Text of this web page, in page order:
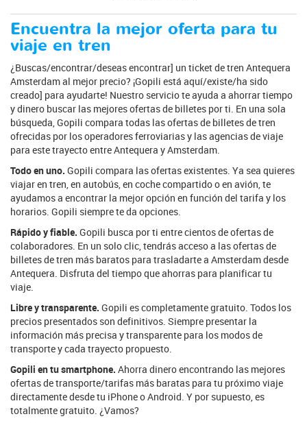
Encuentra la mejor oferta para tu
viaje en tren
¿Buscas/encontrar/deseas encontrar] un ticket de tren Antequera
Amsterdam al mejor precio? ¡Gopili está aquí/existe/ha sido
creado] para ayudarte! Nuestro servicio te ayuda a ahorrar tiempo
y dinero buscar las mejores ofertas de billetes por ti. En una sola
búsqueda, Gopili compara todas las ofertas de billetes de tren
ofrecidas por los operadores ferroviarias y las agencias de viaje
para este trayecto entre Antequera y Amsterdam.
Todo en uno. Gopili compara las ofertas existentes. Ya sea quieres
viajar en tren, en autobús, en coche compartido o en avión, te
ayudamos a encontrar la mejor opción en función del tarifa y los
horarios. Gopili siempre te da opciones.
Rápido y fiable. Gopili busca por ti entre cientos de ofertas de
colaboradores. En un solo clic, tendrás acceso a las ofertas de
billetes de tren más baratos para trasladarte a Amsterdam desde
Antequera. Disfruta del tiempo que ahorras para planificar tu
viaje.
Libre y transparente. Gopili es completamente gratuito. Todos los
precios presentados son definitivos. Siempre presentar la
información más precisa y transparente para los modos de
transporte y cada trayecto propuesto.
Gopili en tu smartphone. Ahorra dinero encontrando las mejores
ofertas de transporte/tarifas más baratas para tu próximo viaje
directamente desde tu iPhone o Android. Y por supuesto, es
totalmente gratuito. ¿Vamos?